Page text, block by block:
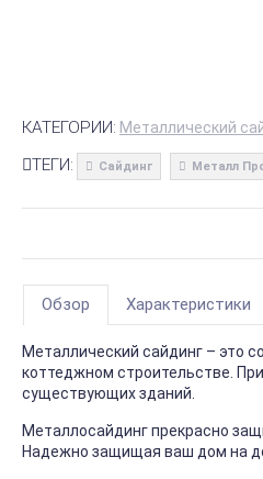
КАТЕГОРИИ: Металлический
ТЕГИ: Сайдинг Металл
Обзор Характеристики
Металлический сайдинг – это
коттеджном строительстве.
существующих зданий.
Металлосайдинг прекрасно
Надежно защищая ваш дом на